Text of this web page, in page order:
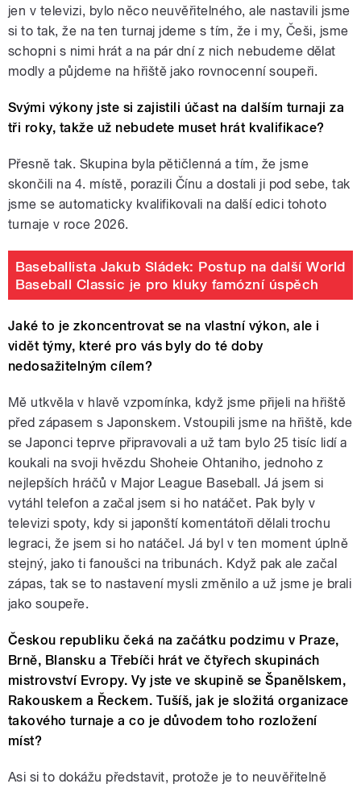
jen v televizi, bylo něco neuvěřitelného, ale nastavili jsme
si to tak, že na ten turnaj jdeme s tím, že i my, Češi, jsme
schopni s nimi hrát a na pár dní z nich nebudeme dělat
modly a půjdeme na hřiště jako rovnocenní soupeři.
Svými výkony jste si zajistili účast na dalším turnaji za
tři roky, takže už nebudete muset hrát kvalifikace?
Přesně tak. Skupina byla pětičlenná a tím, že jsme
skončili na 4. místě, porazili Čínu a dostali ji pod sebe, tak
jsme se automaticky kvalifikovali na další edici tohoto
turnaje v roce 2026.
Baseballista Jakub Sládek: Postup na další World
Baseball Classic je pro kluky famózní úspěch
Jaké to je zkoncentrovat se na vlastní výkon, ale i
vidět týmy, které pro vás byly do té doby
nedosažitelným cílem?
Mě utkvěla v hlavě vzpomínka, když jsme přijeli na hřiště
před zápasem s Japonskem. Vstoupili jsme na hřiště, kde
se Japonci teprve připravovali a už tam bylo 25 tisíc lidí a
koukali na svoji hvězdu Shoheie Ohtaniho, jednoho z
nejlepších hráčů v Major League Baseball. Já jsem si
vytáhl telefon a začal jsem si ho natáčet. Pak byly v
televizi spoty, kdy si japonští komentátoři dělali trochu
legraci, že jsem si ho natáčel. Já byl v ten moment úplně
stejný, jako ti fanoušci na tribunách. Když pak ale začal
zápas, tak se to nastavení mysli změnilo a už jsme je brali
jako soupeře.
Českou republiku čeká na začátku podzimu v Praze,
Brně, Blansku a Třebíči hrát ve čtyřech skupinách
mistrovství Evropy. Vy jste ve skupině se Španělskem,
Rakouskem a Řeckem. Tušíš, jak je složitá organizace
takového turnaje a co je důvodem toho rozložení
míst?
Asi si to dokážu představit, protože je to neuvěřitelně